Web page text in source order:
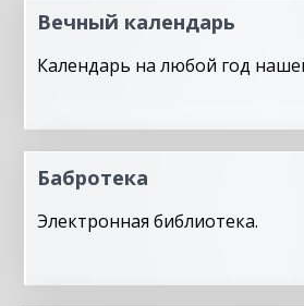
Вечный календарь
Календарь на любой год
Бабротека
Электронная библиотека.